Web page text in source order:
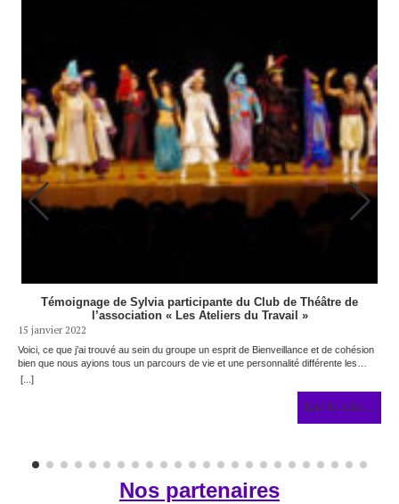
Témoignage de Sylvia participante du Club de Théâtre de
l’association « Les Ateliers du Travail »
15 janvier 2022
Voici, ce que j’ai trouvé au sein du groupe un esprit de Bienveillance et de cohésion
bien que nous ayions tous un parcours de vie et une personnalité différente les…
[...]
Lire la suite…
Nos partenaires